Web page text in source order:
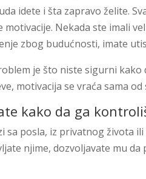
idete i šta zapravo želite.
Nekada ste imali
zbog budućnosti, imate
je što niste sigurni kako
motivacija se vraća sama od
kako da ga
sa posla, iz privatnog života
njime, dozvoljavate mu